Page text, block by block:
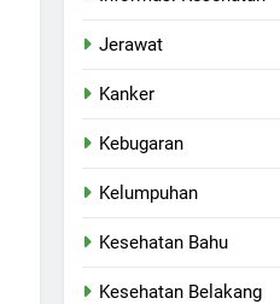
Jerawat
Kanker
Kebugaran
Kelumpuhan
Kesehatan Bahu
Kesehatan Belakang